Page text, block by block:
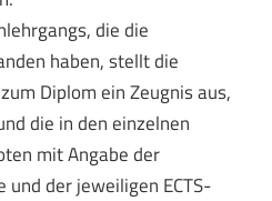
die die
haben, stellt die
Diplom ein Zeugnis aus,
die in den einzelnen
mit Angabe der
der jeweiligen ECTS-